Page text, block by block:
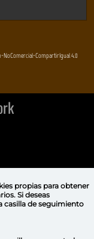
NoComercial-CompartirIgual 4.0
propiaspara obtener
Si deseas
casilla de seguimiento